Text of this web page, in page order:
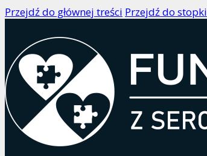
Przejdź do głównej treści Przejdź do stopki